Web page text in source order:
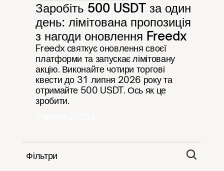
Заробіть 500 USDT за один
день: лімітована пропозиція
з нагоди оновлення Freedx
Freedx святкує оновлення своєї
платформи та запускає лімітовану
акцію. Виконайте чотири торгові
квести до 31 липня 2026 року та
отримайте 500 USDT. Ось як це
зробити.
Фільтри